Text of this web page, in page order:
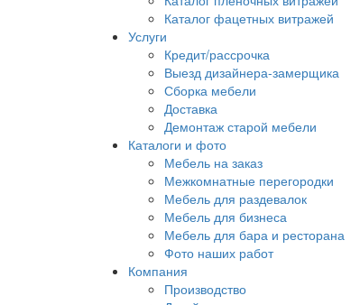
Каталог фацетных витражей
Услуги
Кредит/рассрочка
Выезд дизайнера-замерщика
Сборка мебели
Доставка
Демонтаж старой мебели
Каталоги и фото
Мебель на заказ
Межкомнатные перегородки
Мебель для раздевалок
Мебель для бизнеса
Мебель для бара и ресторана
Фото наших работ
Компания
Производство